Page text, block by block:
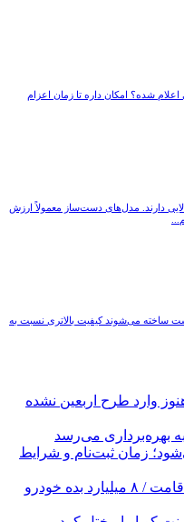
چه اساسی اعلام شده؟ امکان داره تا زمان اعزام
دارند. مدل‌های دست‌ساز معمولاً ارزش
ساخته می‌شوند کیفیت بالاتری نسبت به
هنوز وارد طرح اربعین نشده
بهره‌برداری می‌رسد
زمان ثبت‌نام و شرایط
کاسبی خارج‌نشین‌ها با سهمیه اقامت / ۸ میلیارد بده خودرو